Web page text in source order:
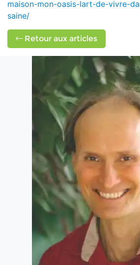
maison-mon-oasis-lart-de-vivre-
saine/
Retour aux articles